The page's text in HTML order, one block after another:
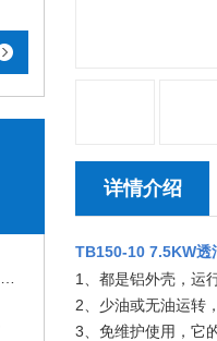
详情介绍
TB150-10 7.5KW透
1、都是铝外壳，运
2、少油或无油运转
3、免维护使用，它